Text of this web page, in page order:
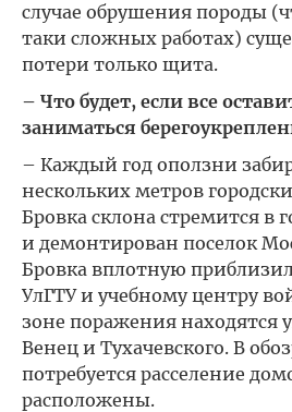
случае обрушения породы
таки сложных работах)
потери только щита.
– Что будет, если все
заниматься
– Каждый год оползни
нескольких метров
Бровка склона стремится в
и демонтирован поселок
Бровка вплотную
УлГТУ и учебному центру
зоне поражения находятся
Венец и Тухачевского. В
потребуется расселение
расположены.